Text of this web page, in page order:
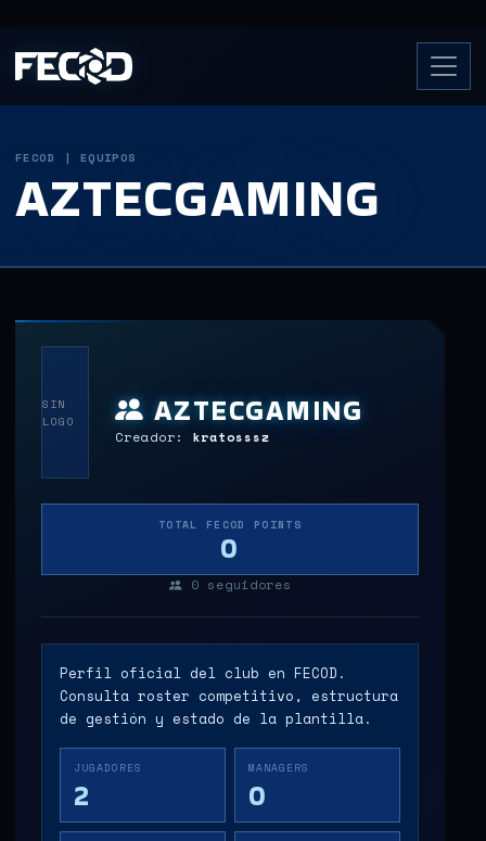
FECOD | EQUIPOS
AZTECGAMING
SIN
LOGO
AZTECGAMING
Creador: kratosssz
TOTAL FECOD POINTS
0
0 seguidores
Perfil oficial del club en FECOD.
Consulta roster competitivo, estructura
de gestión y estado de la plantilla.
JUGADORES
2
MANAGERS
0